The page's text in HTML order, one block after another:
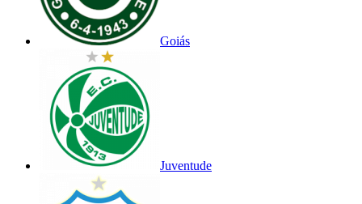
Goiás
Juventude